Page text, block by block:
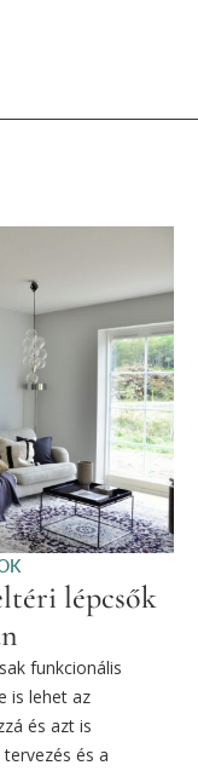
lépcsők
funkcionális
is lehet az
és azt is
és a